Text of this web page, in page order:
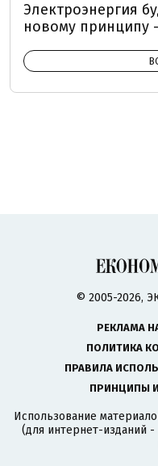
Электроэнергия
новому принципу
© 2005-2026,
РЕКЛАМА
ПОЛИТИКА
ПРАВИЛА
ПРИНЦИПЫ
Использование
(для интернет-изданий